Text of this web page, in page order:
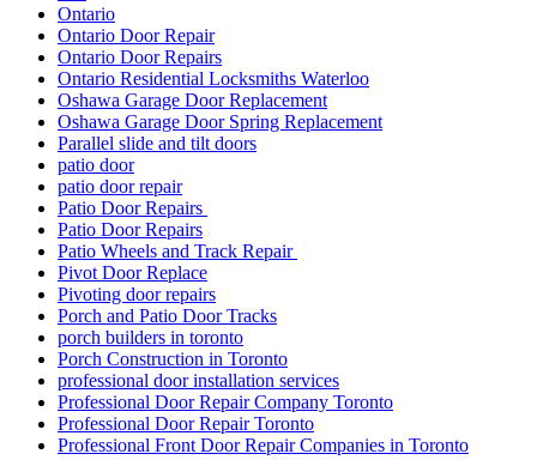
Ontario
Ontario Door Repair
Ontario Door Repairs
Ontario Residential Locksmiths Waterloo
Oshawa Garage Door Replacement
Oshawa Garage Door Spring Replacement
Parallel slide and tilt doors
patio door
patio door repair
Patio Door Repairs
Patio Door Repairs
Patio Wheels and Track Repair
Pivot Door Replace
Pivoting door repairs
Porch and Patio Door Tracks
porch builders in toronto
Porch Construction in Toronto
professional door installation services
Professional Door Repair Company Toronto
Professional Door Repair Toronto
Professional Front Door Repair Companies in Toronto